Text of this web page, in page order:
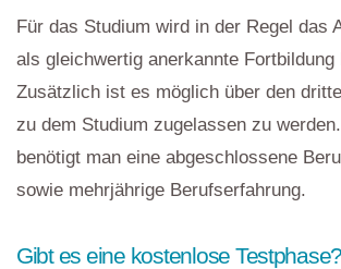
Für das Studium wird in der Regel das
als gleichwertig anerkannte Fortbildung
Zusätzlich ist es möglich über den
zu dem Studium zugelassen zu
benötigt man eine abgeschlossene
sowie mehrjährige Berufserfahrung.
Gibt es eine kostenlose Testphase?